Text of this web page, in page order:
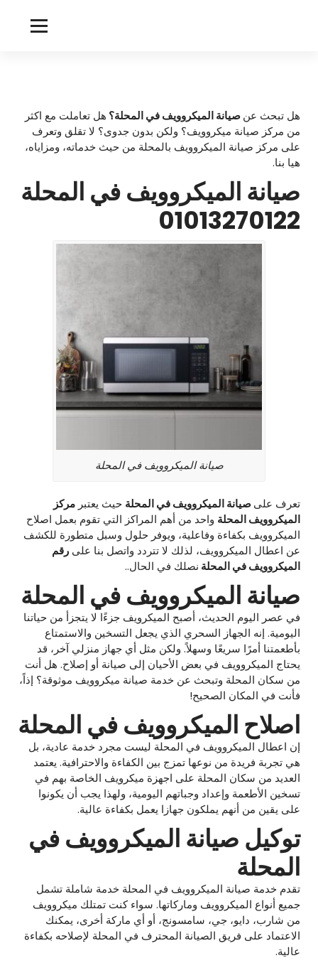
r
o
w
a
v
هل تبحث عنصيانة الميكروويف في المحلة؟ هل تعاملت مع اكثر
من مركز صيانة ميكروويف؟ ولكن بدون جدوى؟ لا تقلق وتعرف
على مركز صيانة الميكروويف بالمحلة من حيث خدماته، ومزاياه،
هيا بنا.
صيانة الميكروويف في المحلة
01013270122
صيانة الميكروويف في المحلة
تعرف علىصيانة الميكروويف في المحلة حيث يعتبر مركز
الميكروويف المحلة واحد من أهم المراكز التي تقوم بعمل اصلاح
الميكروويف بكفاءة وفاعلية، ويوفر حلول وسبل متطورة للكشف
عن اعطال الميكروويف، لذلك لا تتردد واتصل بنا على رقم
الميكروويف في المحلة نصلك في الحال..
صيانة الميكروويف في المحلة
في عصر اليوم الحديث، أصبح الميكرويف جزءًا لا يتجزأ من حياتنا
اليومية. إنه الجهاز السحري الذي يجعل التسخين والاستمتاع
بأطعمتنا أمرًا سريعًا وسهلاً. ولكن مثل أي جهاز منزلي آخر، قد
يحتاج الميكروويف في بعض الأحيان إلى صيانة أو إصلاح. هل أنت
من سكان المحلة وتبحث عن خدمة صيانة ميكروويف موثوقة؟ إذاً،
فأنت في المكان الصحيح!
اصلاح الميكروويف في المحلة
إن اعطال الميكروويف في المحلة ليست مجرد خدمة عادية، بل
هي تجربة فريدة من نوعها تمزج بين الكفاءة والاحترافية. يعتمد
العديد من سكان المحلة على اجهزة ميكرويف الخاصة بهم في
تسخين الأطعمة وإعداد وجباتهم اليومية، ولهذا يجب أن يكونوا
على يقين من أنهم يملكون جهازا يعمل بكفاءة عالية.
توكيل صيانة الميكروويف في
المحلة
تقدم خدمة صيانة الميكروويف في المحلة خدمة شاملة تشمل
جميع أنواع الميكروويف وماركاتها. سواء كنت تمتلك ميكروويف
من شارب، دايو، جي، سامسونج، أو أي ماركة أخرى، يمكنك
الاعتماد على فريق الصيانة المحترف في المحلة لإصلاحه بكفاءة
عالية.